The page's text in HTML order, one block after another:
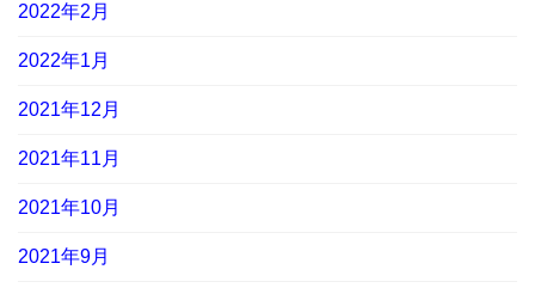
2022年2月
2022年1月
2021年12月
2021年11月
2021年10月
2021年9月